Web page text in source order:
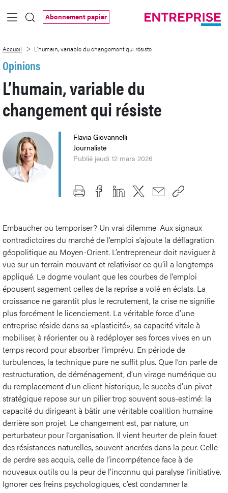
Saut au contenu principal
Abonnement papier
Accueil L’humain, variable du changement qui résiste
Opinions
L’humain, variable du
changement qui résiste
Flavia Giovannelli
Journaliste
Publié jeudi 12 mars 2026
Embaucher ou temporiser? Un vrai dilemme. Aux signaux
contradictoires du marché de l’emploi s’ajoute la déflagration
géopolitique au Moyen-Orient. L’entrepreneur doit naviguer à
vue sur un terrain mouvant et relativiser ce qu’il a longtemps
appliqué. Le dogme voulant que les courbes de l’emploi
épousent sagement celles de la reprise a volé en éclats. La
croissance ne garantit plus le recrutement, la crise ne signifie
plus forcément le licenciement. La véritable force d’une
entreprise réside dans sa «plasticité», sa capacité vitale à
mobiliser, à réorienter ou à redéployer ses forces vives en un
temps record pour absorber l’imprévu. En période de
turbulences, la technique pure ne suffit plus. Que l’on parle de
restructuration, de déménagement, d’un virage numérique ou
du remplacement d’un client historique, le succès d’un pivot
stratégique repose sur un pilier trop souvent sous-estimé: la
capacité du dirigeant à bâtir une véritable coalition humaine
derrière son projet. Le changement est, par nature, un
perturbateur pour l’organisation. Il vient heurter de plein fouet
des résistances naturelles, souvent ancrées dans la peur. Celle
de perdre ses acquis, celle de l’incompétence face à de
nouveaux outils ou la peur de l’inconnu qui paralyse l’initiative.
Ignorer ces freins psychologiques, c’est condamner la